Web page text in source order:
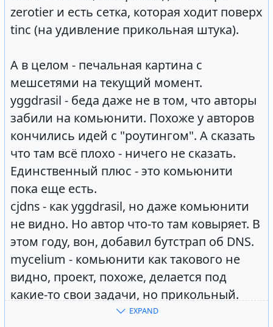
zerotier и есть сетка, которая ходит поверх
tinc (на удивление прикольная штука).
А в целом - печальная картина с
мешсетями на текущий момент.
yggdrasil - беда даже не в том, что авторы
забили на комьюнити. Похоже у авторов
кончились идей с "роутингом". А сказать
что там всё плохо - ничего не сказать.
Единственный плюс - это комьюнити
пока еще есть.
cjdns - как yggdrasil, но даже комьюнити
не видно. Но автор что-то там ковыряет. В
этом году, вон, добавил бутстрап об DNS.
mycelium - комьюнити как такового не
видно, проект, похоже, делается под
какие-то свои задачи, но прикольный.
Если, конечно, закрыть глаза на то, что
EXPAND